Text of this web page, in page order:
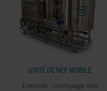
UNITÉ DE NEP MOBILE
Exemple : nettoyage des